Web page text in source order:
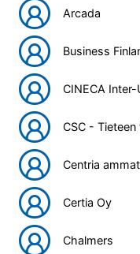
Arcada
Business
CINECA
CSC -
Centria
Certia Oy
Chalmers